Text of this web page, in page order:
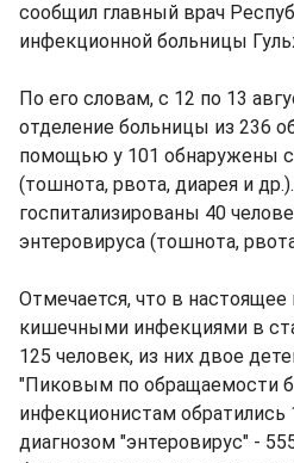
сообщил главный врач
инфекционной больницы
По его словам, с 12 по 13
отделение больницы из 236
помощью у 101 обнаружены
(тошнота, рвота, диарея и
госпитализированы 40
энтеровируса (тошнота,
Отмечается, что в
кишечными инфекциями в
125 человек, из них двое
"Пиковым по обращаемости
инфекционистам обратились
диагнозом "энтеровирус" -